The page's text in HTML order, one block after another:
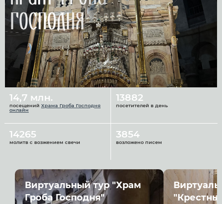
Новости
Церковный календарь
Господня
14,7 млн.
посещений Храма Гроба Господня
онлайн
13882
посетителей в день
14265
молитв с возжением свечи
3854
возложено писем
Виртуальный тур "Храм
Гроба Господня"